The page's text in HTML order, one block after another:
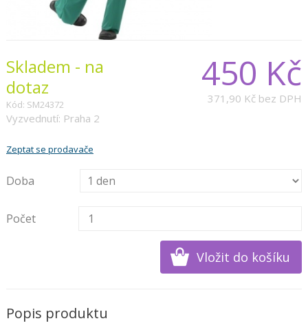
450 Kč
371,90 Kč bez DPH
Skladem - na
dotaz
Kód: SM24372
Vyzvednutí: Praha 2
Zeptat se prodavače
Doba
Počet
Popis produktu